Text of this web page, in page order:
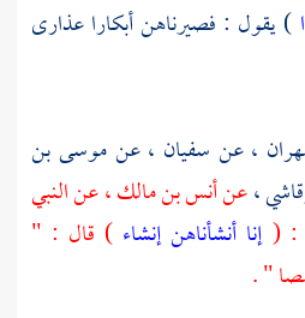
) يقول : فصيرناهن أبكارا عذارى
، عن سفيان ، عنموسى بن
،عنأنس بن مالك، عن النبي
- : (إنا أنشأناهن إنشاء ) قال : "
" .